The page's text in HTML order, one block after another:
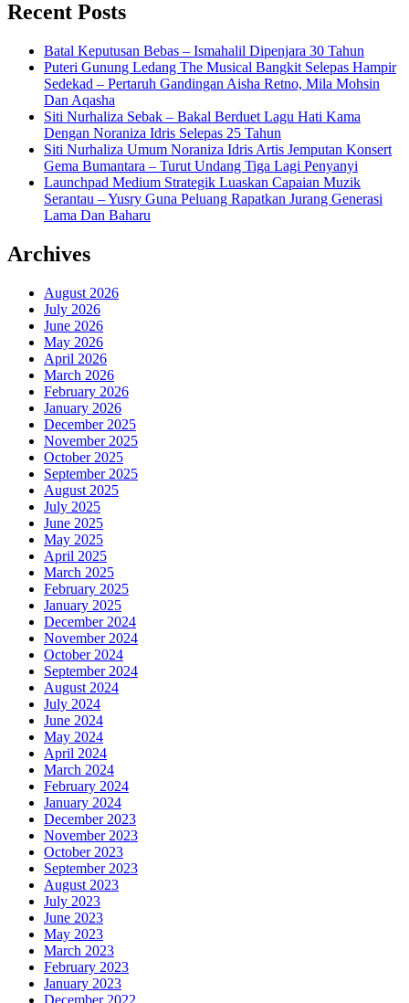
Recent Posts
Batal Keputusan Bebas – Ismahalil Dipenjara 30 Tahun
Puteri Gunung Ledang The Musical Bangkit Selepas Hampir
Sedekad – Pertaruh Gandingan Aisha Retno, Mila Mohsin
Dan Aqasha
Siti Nurhaliza Sebak – Bakal Berduet Lagu Hati Kama
Dengan Noraniza Idris Selepas 25 Tahun
Siti Nurhaliza Umum Noraniza Idris Artis Jemputan Konsert
Gema Bumantara – Turut Undang Tiga Lagi Penyanyi
Launchpad Medium Strategik Luaskan Capaian Muzik
Serantau – Yusry Guna Peluang Rapatkan Jurang Generasi
Lama Dan Baharu
Archives
August 2026
July 2026
June 2026
May 2026
April 2026
March 2026
February 2026
January 2026
December 2025
November 2025
October 2025
September 2025
August 2025
July 2025
June 2025
May 2025
April 2025
March 2025
February 2025
January 2025
December 2024
November 2024
October 2024
September 2024
August 2024
July 2024
June 2024
May 2024
April 2024
March 2024
February 2024
January 2024
December 2023
November 2023
October 2023
September 2023
August 2023
July 2023
June 2023
May 2023
March 2023
February 2023
January 2023
December 2022